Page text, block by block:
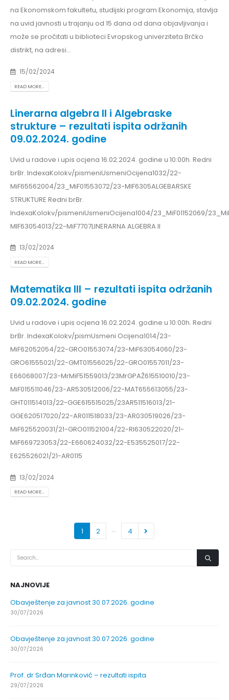
na Ekonomskom fakultetu, studijski program Ekonomija, stavlja
na uvid javnosti u trajanju od 15 dana od dana objavljivanja i
može se pročitati u biblioteci Evropskog univerziteta Brčko
distrikt, na adresi...
15/02/2024
READ MORE...
Linerarna algebra II i Algebraske
strukture – rezultati ispita održanih
09.02.2024. godine
Uvid u radove i upis ocjena 16.02.2024. godine u 10:00h. Redni
brBr. IndexaKolokv/pismeniUsmeniOcijena1032/22-
MiF65562004/23_MiF01553072/23-MIF6305ALGEBARSKE
STRUKTURE Redni brBr.
IndexaKolokv/pismeniUsmeniOcijena1004/23_MiF01152069/
MIF63054013/22-MiF7707LINERARNA ALGEBRA II
13/02/2024
READ MORE...
Matematika III – rezultati ispita održanih
09.02.2024. godine
Uvid u radove i upis ocjena 16.02.2024. godine u 10:00h. Redni
brBr. IndexaKolokv/pismUsmeni Ocijena1014/23-
MiF62052054/22-GRO01553074/23-MiF63054060/23-
GRO61555021/22-GMT01556025/22-GRO01557011/23-
E66068007/23-MrMiF51559013/23MrGPAŽ615510010/23-
MiF015511046/23-AR530512006/22-MAT655613055/23-
GHT011514013/22-GGE615515025/23AR511516013/21-
GGE620517020/22-AR011518033/23-AR030519026/23-
MiF625520031/21-GRO011521004/22-RI630522020/21-
MiF669723053/22-E660624032/22-E535525017/22-
E625526021/21-AR0115
13/02/2024
READ MORE...
1 2 … 4
NAJNOVIJE
Obavještenje za javnost 30.07.2026. godine
30/07/2026
Obavještenje za javnost 30.07.2026. godine
30/07/2026
Prof. dr Srđan Marinković – rezultati ispita
29/07/2026